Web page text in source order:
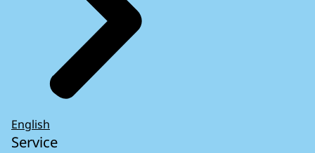
English
Service